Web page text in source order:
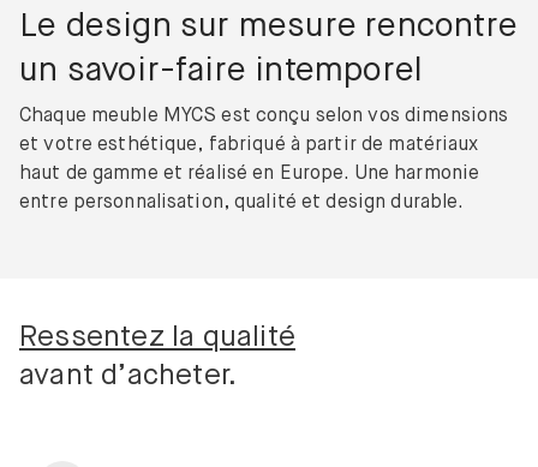
Le design sur mesure rencontre
un savoir-faire intemporel
Chaque meuble MYCS est conçu selon vos dimensions
et votre esthétique, fabriqué à partir de matériaux
haut de gamme et réalisé en Europe. Une harmonie
entre personnalisation, qualité et design durable.
Ressentez la qualité
avant d’acheter.